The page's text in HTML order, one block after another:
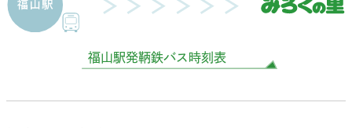
福山駅発鞆鉄バス時刻表